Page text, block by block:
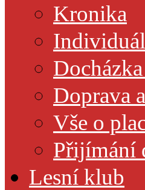
Kronika
Doprava
Vše o
Přijímání
Lesní klub